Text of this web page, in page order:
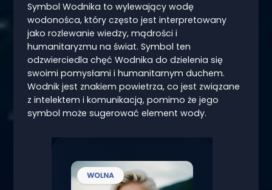
Symbol Wodnika to wylewający wodę
wodonośca, który często jest interpretowany
jako rozlewanie wiedzy, mądrości i
humanitaryzmu na świat. Symbol ten
odzwierciedla chęć Wodnika do dzielenia się
swoimi pomysłami i humanitarnym duchem.
Wodnik jest znakiem powietrza, co jest związane
z intelektem i komunikacją, pomimo że jego
symbol może sugerować element wody.